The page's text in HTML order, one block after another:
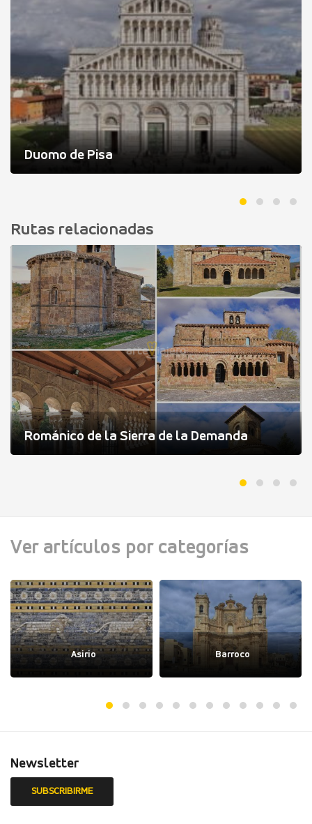
Duomo de Pisa
Rutas relacionadas
Románico de la Sierra de la Demanda
Ver artículos por categorías
Asirio Barroco
Newsletter